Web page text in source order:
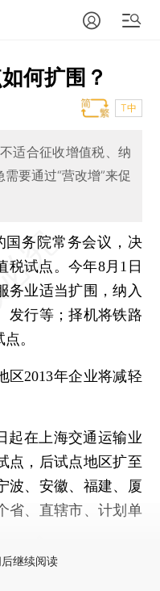
何扩围？
T中
适合征收增值税、纳
要通过“营改增”来促
国务院常务会议，决
税试点。今年8月1日
务业适当扩围，纳入
发行等；择机将铁路
。
2013年企业将减轻
在上海交通运输业
点，后试点地区扩至
波、安徽、福建、厦
省、直辖市、计划单
继续阅读